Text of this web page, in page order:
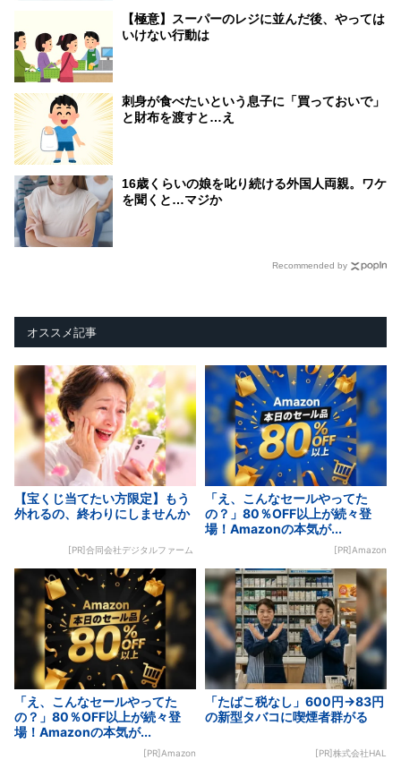
【極意】スーパーのレジに並んだ後、やっては
いけない行動は
刺身が食べたいという息子に「買っておいで」
と財布を渡すと…え
16歳くらいの娘を叱り続ける外国人両親。ワケ
を聞くと…マジか
Recommended by
オススメ記事
【宝くじ当てたい方限定】もう
外れるの、終わりにしませんか
[PR]合同会社デジタルファーム
「え、こんなセールやってた
の？」80％OFF以上が続々登
場！Amazonの本気が...
[PR]Amazon
「え、こんなセールやってた
の？」80％OFF以上が続々登
場！Amazonの本気が...
[PR]Amazon
「たばこ税なし」600円→83円
の新型タバコに喫煙者群がる
[PR]株式会社HAL